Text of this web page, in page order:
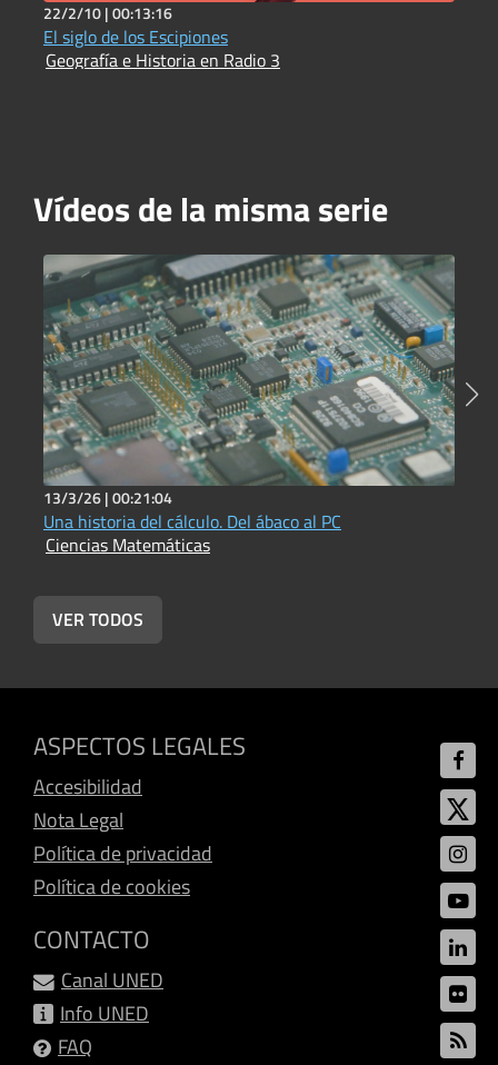
22/2/10 |00:13:16
El siglo de los Escipiones
Geografía e Historia en Radio 3
Vídeos de la misma serie
13/3/26 |00:21:04
Una historia del cálculo. Del ábaco al PC
Ciencias Matemáticas
VER TODOS
ASPECTOS LEGALES
Accesibilidad
Nota Legal
Política de privacidad
Política de cookies
CONTACTO
Canal UNED
Info UNED
FAQ